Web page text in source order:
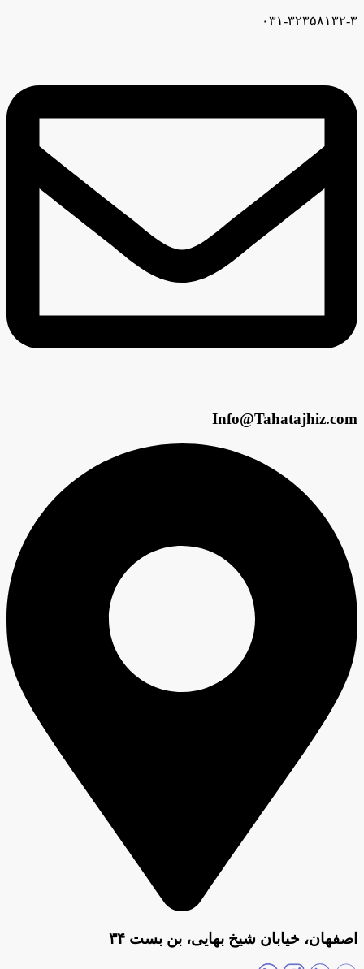
۰۳۱-۳۲۳۵۸۱۳۲-۳
Info@Tahatajhiz.com
اصفهان، خیابان شیخ بهایی، بن بست ۳۴